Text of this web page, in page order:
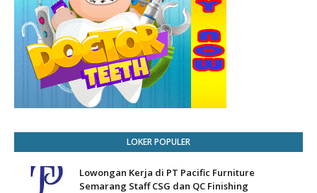
LOKER POPULER
Lowongan Kerja di PT Pacific Furniture
Semarang Staff CSG dan QC Finishing